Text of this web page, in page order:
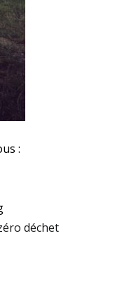
:
déchet